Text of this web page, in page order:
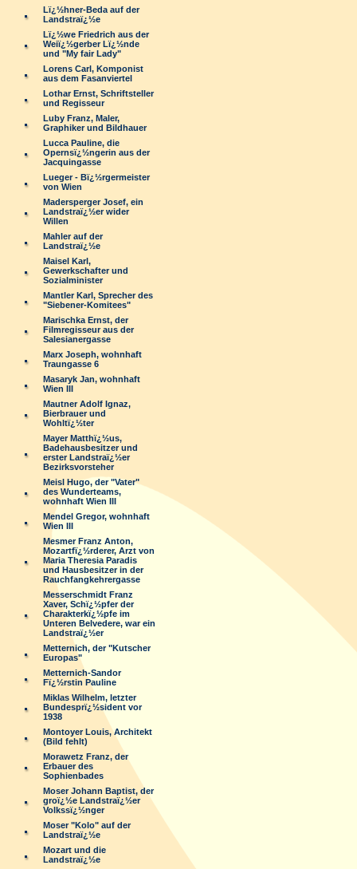
Lï¿½hner-Beda auf der
Landstraï¿½e
Lï¿½we Friedrich aus der
Weiï¿½gerber Lï¿½nde
und "My fair Lady"
Lorens Carl, Komponist
aus dem Fasanviertel
Lothar Ernst, Schriftsteller
und Regisseur
Luby Franz, Maler,
Graphiker und Bildhauer
Lucca Pauline, die
Opernsï¿½ngerin aus der
Jacquingasse
Lueger - Bï¿½rgermeister
von Wien
Madersperger Josef, ein
Landstraï¿½er wider
Willen
Mahler auf der
Landstraï¿½e
Maisel Karl,
Gewerkschafter und
Sozialminister
Mantler Karl, Sprecher des
"Siebener-Komitees"
Marischka Ernst, der
Filmregisseur aus der
Salesianergasse
Marx Joseph, wohnhaft
Traungasse 6
Masaryk Jan, wohnhaft
Wien III
Mautner Adolf Ignaz,
Bierbrauer und
Wohltï¿½ter
Mayer Matthï¿½us,
Badehausbesitzer und
erster Landstraï¿½er
Bezirksvorsteher
Meisl Hugo, der "Vater"
des Wunderteams,
wohnhaft Wien III
Mendel Gregor, wohnhaft
Wien III
Mesmer Franz Anton,
Mozartfï¿½rderer, Arzt von
Maria Theresia Paradis
und Hausbesitzer in der
Rauchfangkehrergasse
Messerschmidt Franz
Xaver, Schï¿½pfer der
Charakterkï¿½pfe im
Unteren Belvedere, war ein
Landstraï¿½er
Metternich, der "Kutscher
Europas"
Metternich-Sandor
Fï¿½rstin Pauline
Miklas Wilhelm, letzter
Bundesprï¿½sident vor
1938
Montoyer Louis, Architekt
(Bild fehlt)
Morawetz Franz, der
Erbauer des
Sophienbades
Moser Johann Baptist, der
groï¿½e Landstraï¿½er
Volkssï¿½nger
Moser "Kolo" auf der
Landstraï¿½e
Mozart und die
Landstraï¿½e